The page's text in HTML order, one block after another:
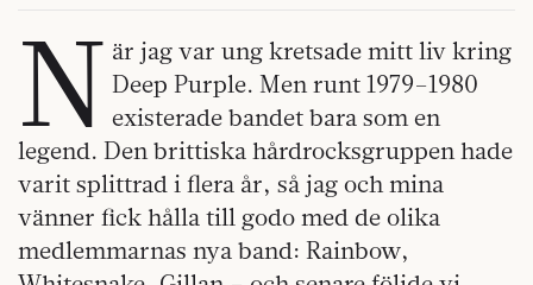
N är jag var ung kretsade mitt liv kring
Deep Purple. Men runt 1979–1980
existerade bandet bara som en
legend. Den brittiska hårdrocksgruppen hade
varit splittrad i flera år, så jag och mina
vänner fick hålla till godo med de olika
medlemmarnas nya band: Rainbow,